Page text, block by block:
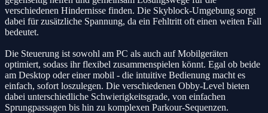
verschiedenen Hindernisse finden. Die Skyblock-Umgebung sorgt
dabei für zusätzliche Spannung, da ein Fehltritt oft einen weiten Fall
bedeutet.
Die Steuerung ist sowohl am PC als auch auf Mobilgeräten
optimiert, sodass ihr flexibel zusammenspielen könnt. Egal ob beide
am Desktop oder einer mobil - die intuitive Bedienung macht es
einfach, sofort loszulegen. Die verschiedenen Obby-Level bieten
dabei unterschiedliche Schwierigkeitsgrade, von einfachen
Sprungpassagen bis hin zu komplexen Parkour-Sequenzen.